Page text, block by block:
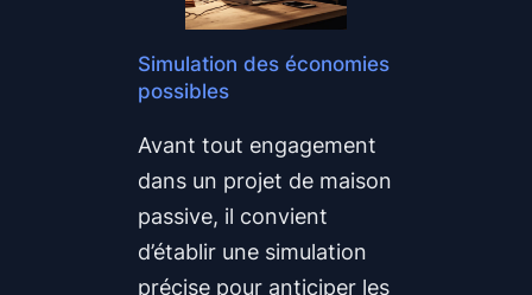
Simulation des économies
possibles
Avant tout engagement
dans un projet de maison
passive, il convient
d’établir une simulation
précise pour anticiper les